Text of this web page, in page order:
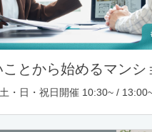
ことから始めるマンシ